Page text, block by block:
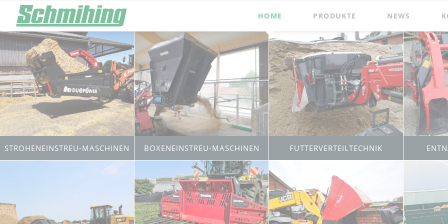
HOME PRODUKTE
Lade- und Hoftechnik
Ballengreifer
Bale Gripper
Hochkippschaufel
High Tip Bucket
Big Bag Füller
Volumenschaufel Ladetechnik
Premium
Stroheinstreu
Strohbläser
Strohmühle
Piranha
Boxeneinstreu
Boxeneinstreugerät
Bedding Master
Boxeneinstreugerät
Bedding Master Profi
Fütter- und Einstreumaschine
Bale Master
Single Feeder
Double Feeder
Uni Feeder
Mini Mix
Siloentnahmetechnik
Silage Rake
Silageschneidschaufel
Rübenbearbeitung
Rübenschnitzler
Alligator
Rübenschnitzler
Feststoffe
Auflösemaschine
Muck Master
Bio-Mix und Double
Anschraubkonsolen
NEWS
STROHENEINSTREU-MASCHINEN BOXENEINSTREU-MASCHINEN FUTTERVERTEILTECHNIK